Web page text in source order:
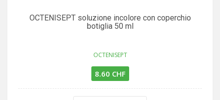
OCTENISEPT soluzione incolore con coperchio
botiglia 50 ml
OCTENISEPT
8.60 CHF